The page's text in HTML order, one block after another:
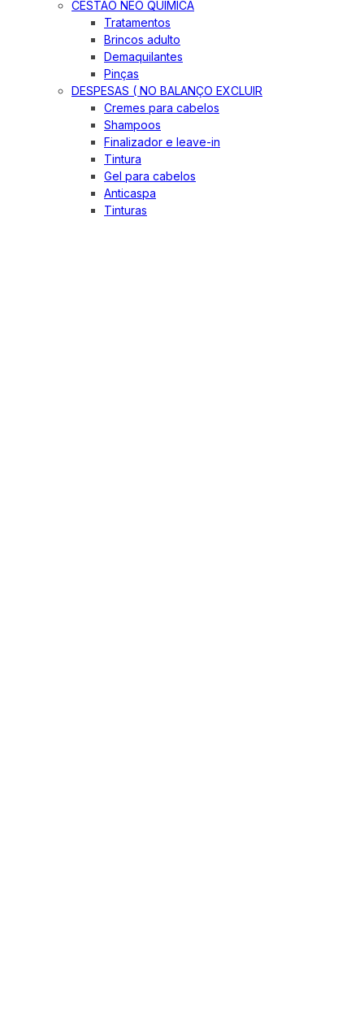
CESTÃO NEO QUIMICA
Tratamentos
Brincos adulto
Demaquilantes
Pinças
DESPESAS ( NO BALANÇO EXCLUIR
Cremes para cabelos
Shampoos
Finalizador e leave-in
Tintura
Gel para cabelos
Anticaspa
Tinturas